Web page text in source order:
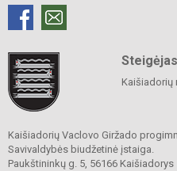
Steigėjas
Kaišiadorių
Kaišiadorių Vaclovo Giržado
Savivaldybės biudžetinė įstaiga.
Paukštininkų g. 5, 56166 Kaišiadorys